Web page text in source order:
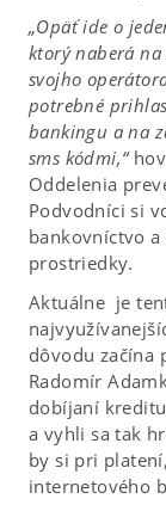
„Opäť ide o
ktorý naberá na
svojho
potrebné
bankingu a na
sms kódmi,“
Oddelenia
Podvodníci si
bankovníctvo
prostriedky.
Aktuálne je
dôvodu začína
Radomír
dobíjaní
a vyhli sa tak
by si pri
internetového